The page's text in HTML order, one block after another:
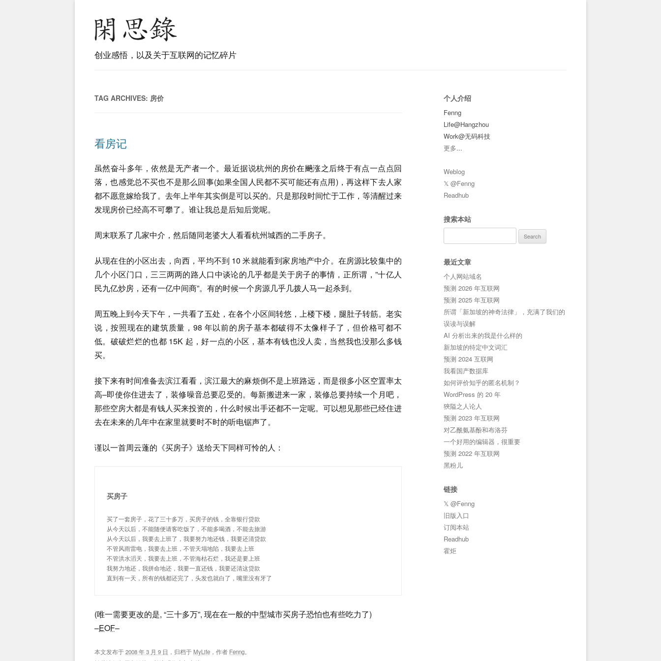
创业感悟，以及关于互联网的记忆碎片
TAG ARCHIVES: 房价
看房记
虽然奋斗多年，依然是无产者一个。最近据说杭州的房价在飈涨之后终于有点一点点回
落，也感觉总不买也不是那么回事(如果全国人民都不买可能还有点用)，再这样下去人家
都不愿意嫁给我了。去年上半年其实倒是可以买的。只是那段时间忙于工作，等清醒过来
发现房价已经高不可攀了。谁让我总是后知后觉呢。
周末联系了几家中介，然后随同老婆大人看看杭州城西的二手房子。
从现在住的小区出去，向西，平均不到 10 米就能看到家房地产中介。在房源比较集中的
几个小区门口，三三两两的路人口中谈论的几乎都是关于房子的事情，正所谓，”十亿人
民九亿炒房，还有一亿中间商”。有的时候一个房源几乎几拨人马一起杀到。
周五晚上到今天下午，一共看了五处，在各个小区间转悠，上楼下楼，腿肚子转筋。老实
说，按照现在的建筑质量，98 年以前的房子基本都破得不太像样子了，但价格可都不
低。破破烂烂的也都 15K 起，好一点的小区，基本有钱也没人卖，当然我也没那么多钱
买。
接下来有时间准备去滨江看看，滨江最大的麻烦倒不是上班路远，而是很多小区空置率太
高–即使你住进去了，装修噪音总要忍受的。每新搬进来一家，装修总要持续一个月吧，
那些空房大都是有钱人买来投资的，什么时候出手还都不一定呢。可以想见那些已经住进
去在未来的几年中在家里就要时不时的听电锯声了。
谨以一首周云蓬的《买房子》送给天下同样可怜的人：
买房子
买了一套房子，花了三十多万，买房子的钱，全靠银行贷款
从今天以后，不能随便请客吃饭了，不能多喝酒，不能去旅游
从今天以后，我要去上班了，我要努力地还钱，我要还清贷款
不管风雨雷电，我要去上班，不管天塌地陷，我要去上班
不管洪水滔天，我要去上班，不管海枯石烂，我还是要上班
我努力地还，我拼命地还，我要一直还钱，我要还清这贷款
直到有一天，所有的钱都还完了，头发也就白了，嘴里没有牙了
(唯一需要更改的是, “三十多万”, 现在在一般的中型城市买房子恐怕也有些吃力了)
–EOF–
本文发布于2008 年 3 月 9 日 ，归档于 MyLife ，作者 Fenng。
个人介绍
Fenng
Life@Hangzhou
Work@无码科技
更多...
Weblog
𝕏 @Fenng
Readhub
搜索本站
for:
最近文章
个人网站域名
预测 2026 年互联网
预测 2025 年互联网
所谓「新加坡的神奇法律」，充满了我们的
误读与误解
AI 分析出来的我是什么样的
新加坡的特定中文词汇
预测 2024 互联网
我看国产数据库
如何评价知乎的匿名机制？
WordPress 的 20 年
狹隘之人论人
预测 2023 年互联网
对乙酰氨基酚和布洛芬
一个好用的编辑器，很重要
预测 2022 年互联网
黑粉儿
链接
𝕏 @Fenng
旧版入口
订阅本站
Readhub
霍炬